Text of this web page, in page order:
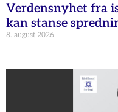
Verdensnyhet fra
kan stanse
8. august 2026